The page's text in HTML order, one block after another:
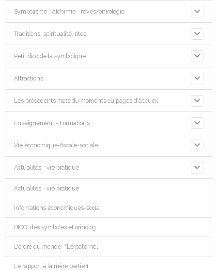
Symbolisme - alchimie - rêves/onirologie
Traditions, spiritualité, rites
Petit dico de la symbolique
Attractions
Les précédents mots du moments ou pages d'accueil
Enseignement - Formations
Vie économique-fiscale-sociale
Actualités - vie pratique
Actualités - vie pratique
Infomations économiques-socia
DICO' des symboles et orinolog
L'ordre du monde -"Le paternel
Le rapport à la mère partie 1